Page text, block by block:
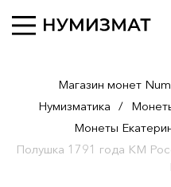
Магазин монет
Нумизматика /
Монеты
Полушка 1791 года КМ